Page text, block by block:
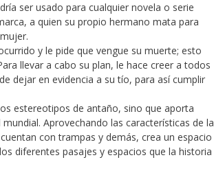
ser usado para cualquier novela o serie
a quien su propio hermano mata para
y le pide que vengue su muerte; esto
llevar a cabo su plan, le hace creer a todos
dejar en evidencia a su tío, para así cumplir
estereotipos de antaño, sino que aporta
Aprovechando las características de la
con trampas y demás, crea un espacio
diferentes pasajes y espacios que la historia